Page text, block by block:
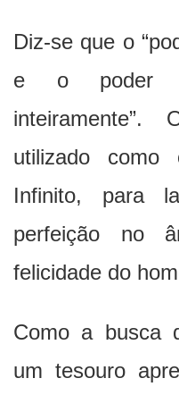
Diz-se que o
e o poder
utilizado
Infinito, para
perfeição no
felicidade do
Como a busca
um tesouro